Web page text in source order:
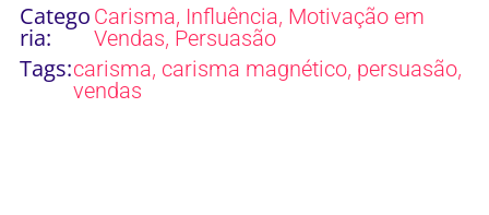
Catego
ria:
Carisma, Influência, Motivação em
Vendas, Persuasão
Tags:carisma, carisma magnético, persuasão,
vendas